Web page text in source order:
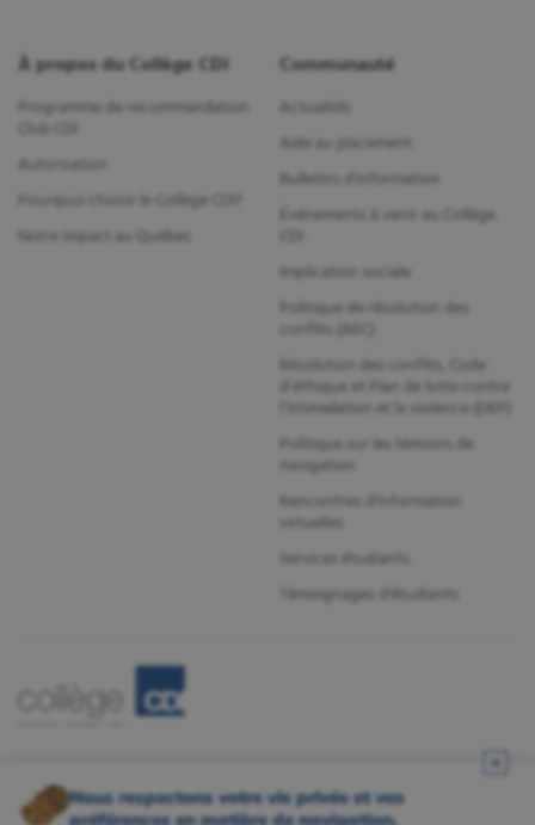
À propos du Collège CDI
Programme de recommandation
Club CDI
Autorisation
Pourquoi choisir le Collège CDI?
Notre impact au Québec
Communauté
Actualités
Aide au placement
Bulletins d'information
Événements à venir au Collège
CDI
Implication sociale
Politique de résolution des
conflits (AEC)
Résolution des conflits, Code
d’éthique et Plan de lutte contre
l’intimidation et la violence (DEP)
Politique sur les témoins de
navigation
Rencontres d'information
virtuelles
Services étudiants
Témoignages d'étudiants
Nous respectons votre vie privée et vos
préférences en matière de navigation.